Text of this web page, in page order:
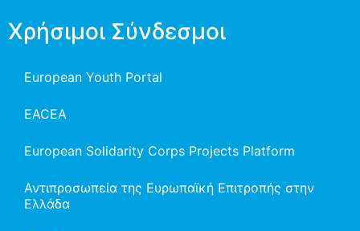
Χρήσιμοι Σύνδεσμοι
European Youth Portal
EACEA
European Solidarity Corps Projects Platform
Αντιπροσωπεία της Ευρωπαϊκή Επιτροπής στην
Ελλάδα